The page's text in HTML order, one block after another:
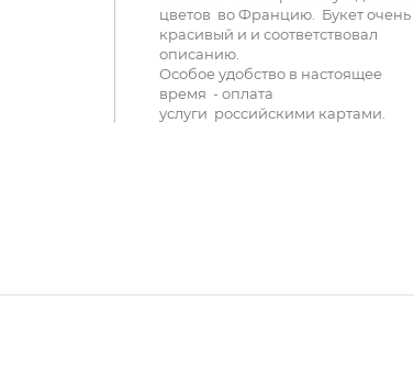
цветов во Францию. Букет очень
красивый и и соответствовал
описанию.
Особое удобство в настоящее
время - оплата
услуги российскими картами.